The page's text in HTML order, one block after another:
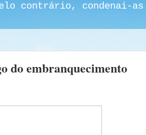
contrário, condenai-
do embranquecimento